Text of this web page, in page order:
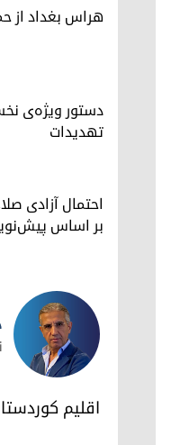
هراس بغداد از
دستور ویژه‌ی
تهدیدات
احتمال آزادی
بر اساس
دکتر ابراهیم خالد
اقلیم